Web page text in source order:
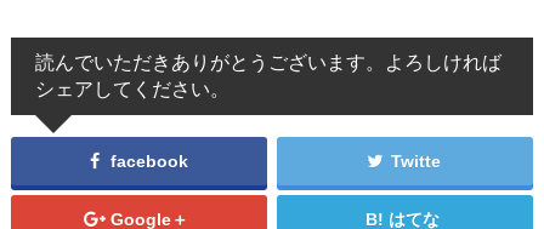
読んでいただきありがとうございます。よろしければ
シェアしてください。
facebook Twitte
Google＋ はてな